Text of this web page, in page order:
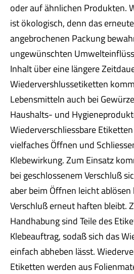
oder auf ähnlichen Produkten.
ist ökologisch, denn das
angebrochenen Packung
ungewünschten
Inhalt über eine längere
Wiedervershlussetiketten
Lebensmitteln auch bei
Haushalts- und
Wiederverschliessbare
vielfaches Öffnen und
Klebewirkung. Zum Einsatz
bei geschlossenem Verschluß
aber beim Öffnen leicht
Verschluß erneut haften bleibt.
Handhabung sind Teile des
Klebeauftrag, sodaß sich das
einfach abheben lässt.
Etiketten werden aus